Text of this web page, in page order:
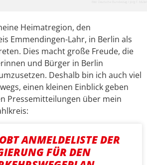
Heimatregion, den
Emmendingen-Lahr, in Berlin als
Dies macht große Freude, die
und Bürger in Berlin
Deshalb bin ich auch viel
einen kleinen Einblick geben
Pressemitteilungen über mein
ANMELDELISTE DER
FÜR DEN